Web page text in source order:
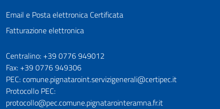
Email e Posta elettronica Certificata
Fatturazione elettronica
Numeri utili
Centralino: +39 0776 949012
Fax: +39 0776 949306
PEC: comune.pignataroint.servizigenerali@certipec.it
Protocollo PEC:
protocollo@pec.comune.pignatarointeramna.fr.it